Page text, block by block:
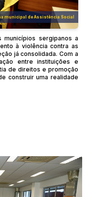
municipal de Assistência Social
municípios sergipanos a
à violência contra as
já consolidada. Com a
entre instituições e
de direitos e promoção
construir uma realidade